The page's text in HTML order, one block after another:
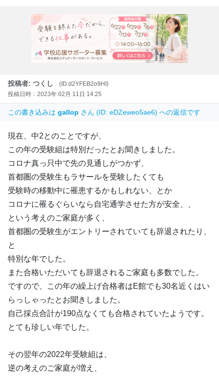
投稿者: つくし
(ID:d2YFEB2o9HI)
投稿日時：2023年 02月 11日 14:25
この書き込みは gallop さん (ID: eDZeweo5ae6) への返信です
現在、中2とのことですが、
この年の受験組は特別だったとお聞きしました。
コロナ真っ只中で先の見通しがつかず、
首都圏の受験生もラサールを受験したくても
受験時の移動中に罹患するかもしれない、とか
コロナに罹るぐらいなら自宅通学させた方が安全、、
という考えのご家庭が多く、
首都圏の受験生がエントリーされていても辞退されたり、
と
特別な年でした。
また合格いただいても辞退されるご家庭も多数でした。
ですので、この年の繰上げ合格者はE館でも30名近くはい
らっしゃったとお聞きしました。
自己採点合計が190点なくても合格されていたようです。
とても珍しい年でした。
その翌年の2022年受験組は、
逆の考えのご家庭が増え、